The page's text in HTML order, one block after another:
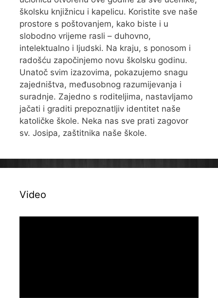
školsku knjižnicu i kapelicu. Koristite sve naše
prostore s poštovanjem, kako biste i u
slobodno vrijeme rasli – duhovno,
intelektualno i ljudski. Na kraju, s ponosom i
radošću započinjemo novu školsku godinu.
Unatoč svim izazovima, pokazujemo snagu
zajedništva, međusobnog razumijevanja i
suradnje. Zajedno s roditeljima, nastavljamo
jačati i graditi prepoznatljiv identitet naše
katoličke škole. Neka nas sve prati zagovor
sv. Josipa, zaštitnika naše škole.
Video